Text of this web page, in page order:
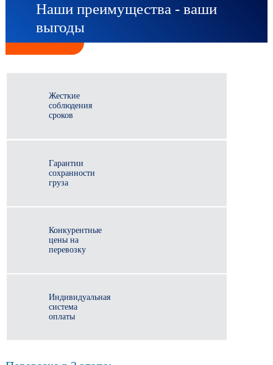
Наши преимущества - ваши
выгоды
Жесткие
соблюдения
сроков
Гарантии
сохранности
груза
Конкурентные
цены на
перевозку
Индивидуальная
система
оплаты